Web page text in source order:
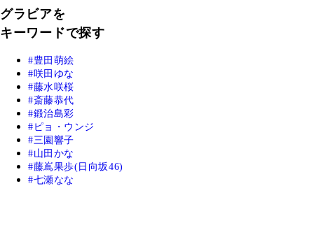
グラビアを
キーワードで探す
豊田萌絵
咲田ゆな
藤水咲桜
斎藤恭代
鍛治島彩
ピョ・ウンジ
三園響子
山田かな
藤嶌果歩(日向坂46)
七瀬なな